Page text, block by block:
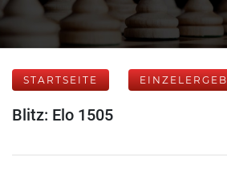
STARTSEITE
Blitz: Elo 1505